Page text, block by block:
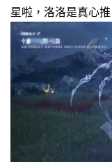
星啦，洛洛是真心推